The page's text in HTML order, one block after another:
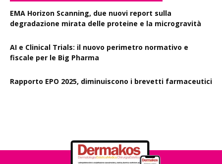
EMA Horizon Scanning, due nuovi report sulla
degradazione mirata delle proteine e la microgravità
AI e Clinical Trials: il nuovo perimetro normativo e
fiscale per le Big Pharma
Rapporto EPO 2025, diminuiscono i brevetti farmaceutici